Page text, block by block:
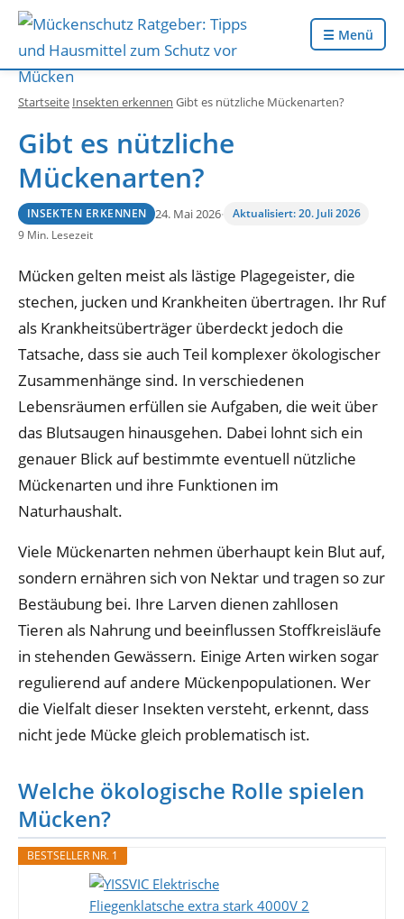
☰ Menü
Startseite Insekten erkennen Gibt es nützliche Mückenarten?
Gibt es nützliche
Mückenarten?
INSEKTEN ERKENNEN 24. Mai 2026·
Aktualisiert: 20. Juli 2026
9 Min. Lesezeit
Mücken gelten meist als lästige Plagegeister, die
stechen, jucken und Krankheiten übertragen. Ihr Ruf
als Krankheitsüberträger überdeckt jedoch die
Tatsache, dass sie auch Teil komplexer ökologischer
Zusammenhänge sind. In verschiedenen
Lebensräumen erfüllen sie Aufgaben, die weit über
das Blutsaugen hinausgehen. Dabei lohnt sich ein
genauer Blick auf bestimmte eventuell nützliche
Mückenarten und ihre Funktionen im
Naturhaushalt.
Viele Mückenarten nehmen überhaupt kein Blut auf,
sondern ernähren sich von Nektar und tragen so zur
Bestäubung bei. Ihre Larven dienen zahllosen
Tieren als Nahrung und beeinflussen Stoffkreisläufe
in stehenden Gewässern. Einige Arten wirken sogar
regulierend auf andere Mückenpopulationen. Wer
die Vielfalt dieser Insekten versteht, erkennt, dass
nicht jede Mücke gleich problematisch ist.
Welche ökologische Rolle spielen
Mücken?
BESTSELLER NR. 1